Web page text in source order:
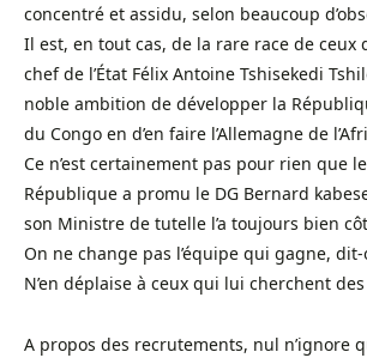
concentré et assidu, selon beaucoup
Il est, en tout cas, de la rare race de ceux
chef de l’État Félix Antoine Tshisekedi
noble ambition de développer la
du Congo en d’en faire l’Allemagne de
Ce n’est certainement pas pour rien que
République a promu le DG Bernard
son Ministre de tutelle l’a toujours bien
On ne change pas l’équipe qui gagne, dit-
N’en déplaise à ceux qui lui cherchent
A propos des recrutements, nul n’ignore